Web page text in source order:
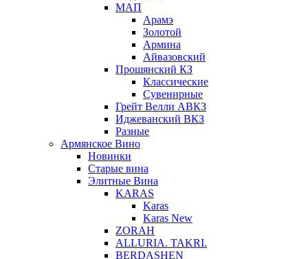
МАП
Арамэ
Золотой
Армина
Айвазовский
Прошянский КЗ
Классические
Сувенирные
Грейт Велли АВКЗ
Иджеванский ВКЗ
Разные
Армянское Вино
Новинки
Старые вина
Элитные Вина
KARAS
Karas
Karas New
ZORAH
ALLURIA. TAKRI.
BERDASHEN